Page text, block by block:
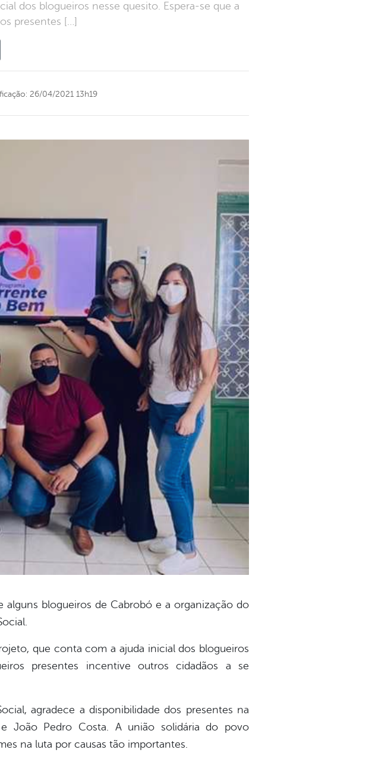
dos blogueiros nesse quesito. Espera-se que a
presentes […]
26/04/2021 13h19
blogueiros de Cabrobó e a organização do
que conta com a ajuda inicial dos blogueiros
presentes incentive outros cidadãos a se
agradece a disponibilidade dos presentes na
João Pedro Costa. A união solidária do povo
na luta por causas tão importantes.